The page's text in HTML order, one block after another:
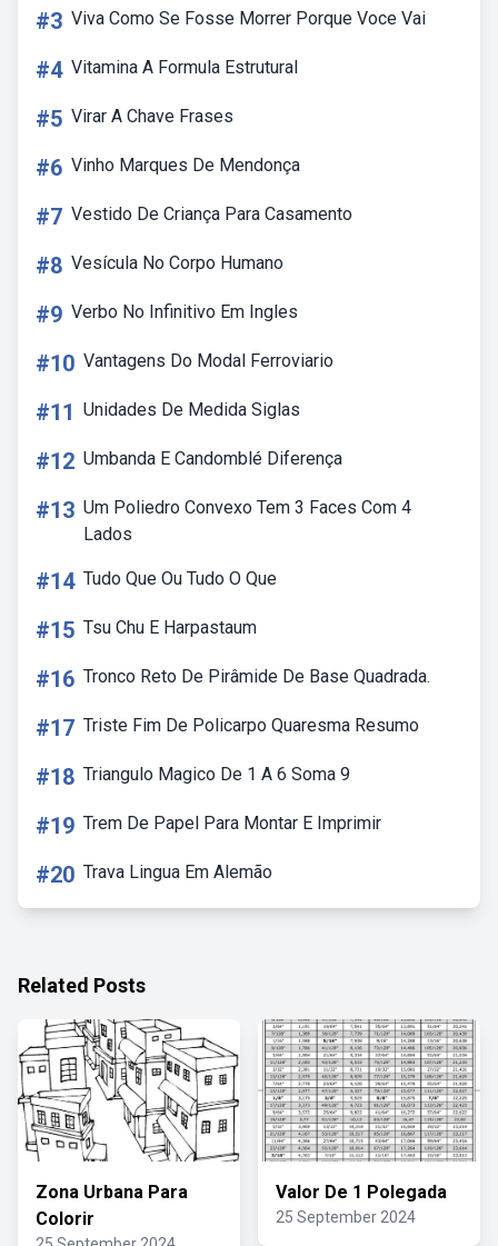
#3 Viva Como Se Fosse Morrer Porque Voce Vai
#4 Vitamina A Formula Estrutural
#5 Virar A Chave Frases
#6 Vinho Marques De Mendonça
#7 Vestido De Criança Para Casamento
#8 Vesícula No Corpo Humano
#9 Verbo No Infinitivo Em Ingles
#10 Vantagens Do Modal Ferroviario
#11 Unidades De Medida Siglas
#12 Umbanda E Candomblé Diferença
#13 Um Poliedro Convexo Tem 3 Faces Com 4
Lados
#14 Tudo Que Ou Tudo O Que
#15 Tsu Chu E Harpastaum
#16 Tronco Reto De Pirâmide De Base Quadrada.
#17 Triste Fim De Policarpo Quaresma Resumo
#18 Triangulo Magico De 1 A 6 Soma 9
#19 Trem De Papel Para Montar E Imprimir
#20 Trava Lingua Em Alemão
Related Posts
Zona Urbana Para
Colorir
Valor De 1 Polegada
25 September 2024